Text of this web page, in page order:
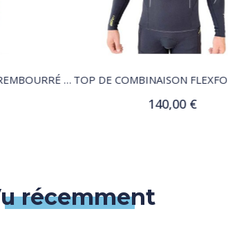
SHORT DE NAVIGATION REMBOURRÉ VAIKOBI
QUICK VIEW
140,00 €
Customize
récemment